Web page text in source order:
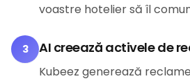
voastre hotelier să îl
3 AI creează activele de
Kubeez generează